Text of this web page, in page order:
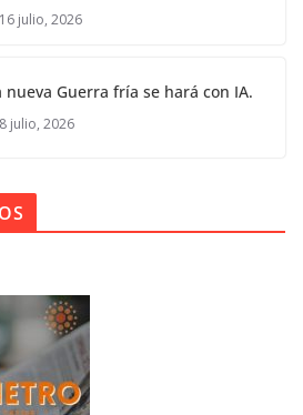
16 julio, 2026
nueva Guerra fría se hará con IA.
8 julio, 2026